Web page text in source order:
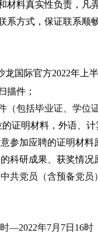
材料真实性负责，凡
系方式，保证联系顺
龙国际官方2022年上
描件；
（包括毕业证、学位
证明材料，外语、
参加应聘的证明材料
科研成果、获奖情况
共党员（含预备党
—2022年7月 7日 16时